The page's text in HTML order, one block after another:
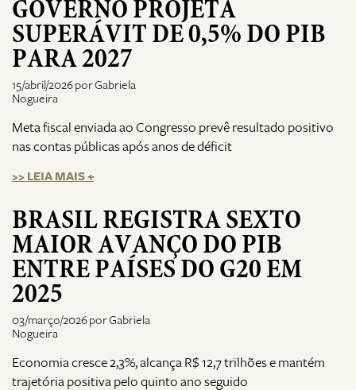
GOVERNO PROJETA
SUPERÁVIT DE 0,5% DO PIB
PARA 2027
15/abril/2026 por Gabriela
Nogueira
Meta fiscal enviada ao Congresso prevê resultado positivo
nas contas públicas após anos de déficit
>> LEIA MAIS +
BRASIL REGISTRA SEXTO
MAIOR AVANÇO DO PIB
ENTRE PAÍSES DO G20 EM
2025
03/março/2026 por Gabriela
Nogueira
Economia cresce 2,3%, alcança R$ 12,7 trilhões e mantém
trajetória positiva pelo quinto ano seguido